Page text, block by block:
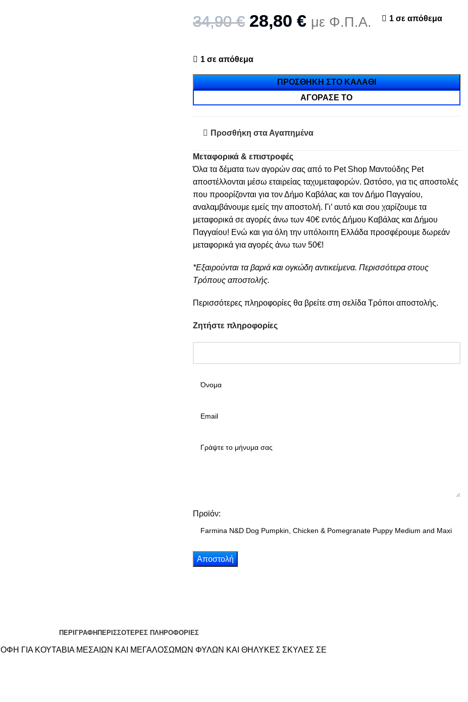
34,90€ 28,80 € με Φ.Π.Α. 1 σε απόθεμα
1 σε απόθεμα
ΠΡΟΣΘΉΚΗ ΣΤΟ ΚΑΛΆΘΙ
ΑΓΌΡΑΣΈ ΤΟ
Προσθήκη στα Αγαπημένα
Μεταφορικά & επιστροφές
Όλα τα δέματα των αγορών σας από το Pet Shop Μαντούδης Pet
αποστέλλονται μέσω εταιρείας ταχυμεταφορών. Ωστόσο, για τις αποστολές
που προορίζονται για τον Δήμο Καβάλας και τον Δήμο Παγγαίου,
αναλαμβάνουμε εμείς την αποστολή. Γι’ αυτό και σου χαρίζουμε τα
μεταφορικά σε αγορές άνω των 40€ εντός Δήμου Καβάλας και Δήμου
Παγγαίου! Ενώ και για όλη την υπόλοιπη Ελλάδα προσφέρουμε δωρεάν
μεταφορικά για αγορές άνω των 50€!
*Εξαιρούνται τα βαριά και ογκώδη αντικείμενα. Περισσότερα στους
Τρόπους αποστολής.
Περισσότερες πληροφορίες θα βρείτε στη σελίδα Τρόποι αποστολής.
Ζητήστε πληροφορίες
Προϊόν:
ΠΕΡΙΓΡΑΦΗ ΠΕΡΙΣΣΟΤΕΡΕΣ ΠΛΗΡΟΦΟΡΙΕΣ
ΓΙΑ ΚΟΥΤΑΒΙΑ ΜΕΣΑΙΩΝ ΚΑΙ ΜΕΓΑΛΟΣΩΜΩΝ ΦΥΛΩΝ ΚΑΙ ΘΗΛΥΚΕΣ ΣΚΥΛΕΣ ΣΕ